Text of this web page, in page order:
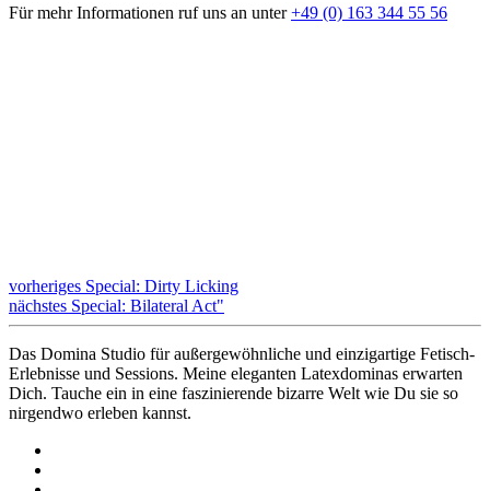
Für mehr Informationen ruf uns an unter+49 (0) 163 344 55 56
vorheriges Special: Dirty Licking
nächstes Special: Bilateral Act"
Das Domina Studio für außergewöhnliche und einzigartige Fetisch-
Erlebnisse und Sessions. Meine eleganten Latexdominas erwarten
Dich. Tauche ein in eine faszinierende bizarre Welt wie Du sie so
nirgendwo erleben kannst.